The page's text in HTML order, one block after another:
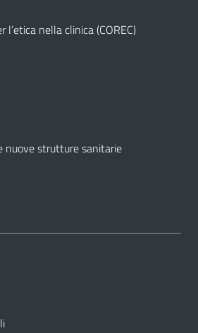
nella clinica (COREC)
nuove strutture sanitarie